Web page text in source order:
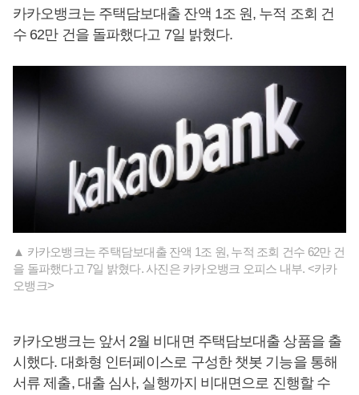
카카오뱅크는 주택담보대출 잔액 1조 원, 누적 조회 건
수 62만 건을 돌파했다고 7일 밝혔다.
▲ 카카오뱅크는 주택담보대출 잔액 1조 원, 누적 조회 건수 62만 건
을 돌파했다고 7일 밝혔다. 사진은 카카오뱅크 오피스 내부. <카카
오뱅크>
카카오뱅크는 앞서 2월 비대면 주택담보대출 상품을 출
시했다. 대화형 인터페이스로 구성한 챗봇 기능을 통해
서류 제출, 대출 심사, 실행까지 비대면으로 진행할 수